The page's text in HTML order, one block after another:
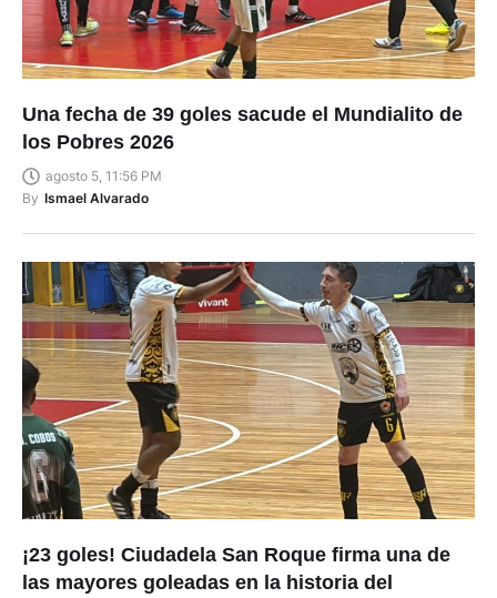
Una fecha de 39 goles sacude el Mundialito de
los Pobres 2026
agosto 5, 11:56 PM
By Ismael Alvarado
¡23 goles! Ciudadela San Roque firma una de
las mayores goleadas en la historia del